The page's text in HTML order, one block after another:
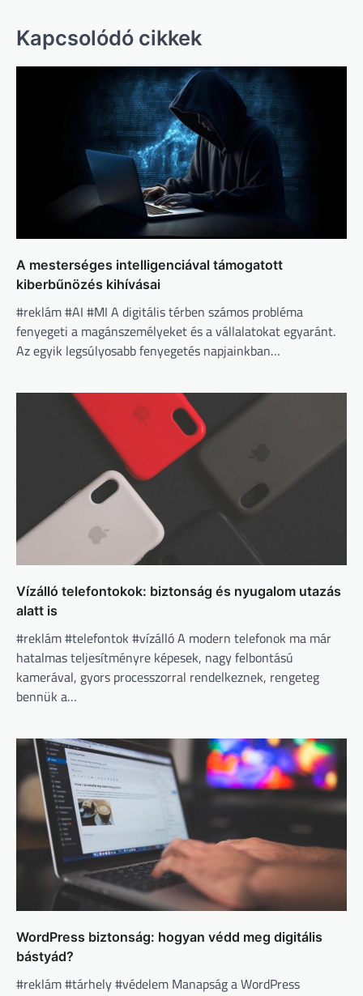
Kapcsolódó cikkek
A mesterséges intelligenciával támogatott
kiberbűnözés kihívásai
#reklám #AI #MI A digitális térben számos probléma
fenyegeti a magánszemélyeket és a vállalatokat egyaránt.
Az egyik legsúlyosabb fenyegetés napjainkban…
Vízálló telefontokok: biztonság és nyugalom utazás
alatt is
#reklám #telefontok #vízálló A modern telefonok ma már
hatalmas teljesítményre képesek, nagy felbontású
kamerával, gyors processzorral rendelkeznek, rengeteg
bennük a…
WordPress biztonság: hogyan védd meg digitális
bástyád?
#reklám #tárhely #védelem Manapság a WordPress